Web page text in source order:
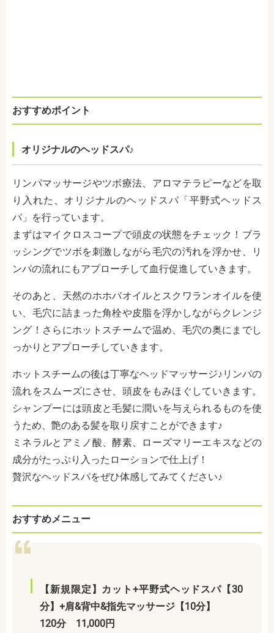
おすすめポイント
オリジナルのヘッドスパ♪
リンパマッサージやツボ療法、アロマテラピーなどを取
り入れた、オリジナルのヘッドスパ「平野式ヘッドス
パ」を行っています。
まずはマイクロスコープで頭皮の状態をチェック！ブラ
ッシングでツボを刺激しながら毛穴の汚れを浮かせ、リ
ンパの流れにもアプローチして血行促進していきます。
そのあと、天然のホホバオイルとスクワランオイルを使
い、毛穴に詰まった角栓や皮脂を浮かしながらクレンジ
ング！さらにホットスチームで温め、毛穴の奥にまでし
っかりとアプローチしていきます。
ホットスチームの後は丁寧なヘッドマッサージ♪リンパの
流れをスムーズにさせ、頭皮をもみほぐしていきます。
シャンプーには頭皮と毛髪に潤いを与えられるものを使
うため、艶のある髪を取り戻すことができます♪
ミネラルとアミノ酸、酵素、ローズマリーエキスなどの
成分がたっぷり入ったローションで仕上げ！
贅沢なヘッドスパをぜひ体感してみてください♪
おすすめメニュー
【新規限定】カット+平野式ヘッドスパ【30
分】+肩&背中&指先マッサージ【10分】
120分 11,000円